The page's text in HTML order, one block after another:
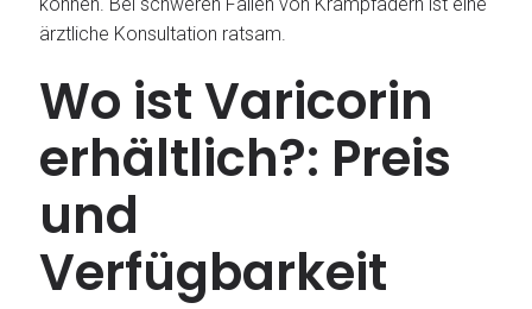
ärztliche Konsultation ratsam.
Wo ist Varicorin
erhältlich?: Preis
und
Verfügbarkeit